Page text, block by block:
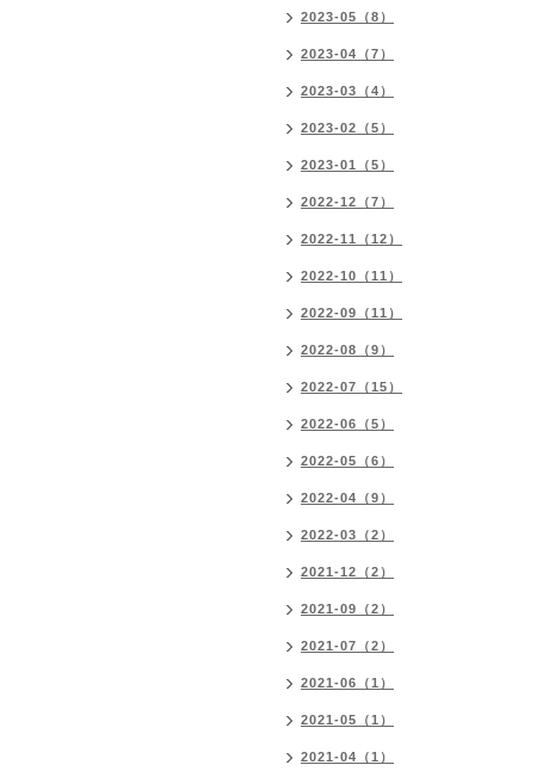
2023-05（8）
2023-04（7）
2023-03（4）
2023-02（5）
2023-01（5）
2022-12（7）
2022-11（12）
2022-10（11）
2022-09（11）
2022-08（9）
2022-07（15）
2022-06（5）
2022-05（6）
2022-04（9）
2022-03（2）
2021-12（2）
2021-09（2）
2021-07（2）
2021-06（1）
2021-05（1）
2021-04（1）